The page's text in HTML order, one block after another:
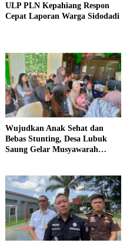
ULP PLN Kepahiang Respon
Cepat Laporan Warga Sidodadi
Wujudkan Anak Sehat dan
Bebas Stunting, Desa Lubuk
Saung Gelar Musyawarah